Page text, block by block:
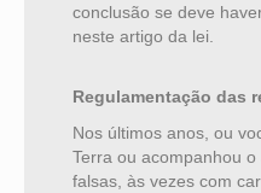
conclusão se deve
neste artigo da lei.
Regulamentação das
Nos últimos anos, ou
Terra ou acompanhou
falsas, às vezes com